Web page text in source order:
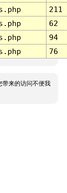
211
62
94
76
带来的访问不便我